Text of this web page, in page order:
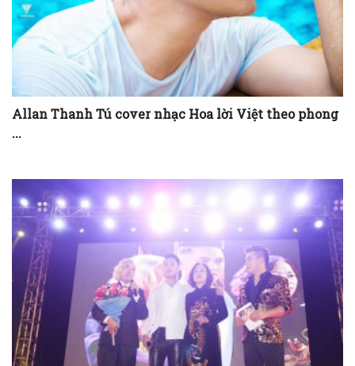
Allan Thanh Tú cover nhạc Hoa lời Việt theo phong
...